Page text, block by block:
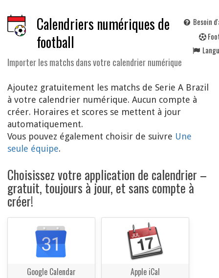
Calendriers numériques de
football
Importer les matchs dans votre calendrier numérique
Besoin
F
Ajoutez gratuitement les matchs de Serie A Brazil
à votre calendrier numérique. Aucun compte à
créer. Horaires et scores se mettent à jour
automatiquement.
Vous pouvez également choisir de suivre Une
seule équipe.
Choisissez votre application de calendrier –
gratuit, toujours à jour, et sans compte à
créer!
Google Calendar Apple iCal